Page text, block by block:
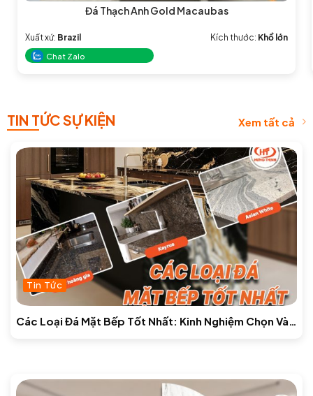
Đá Thạch Anh Gold Macaubas
Xuất xứ: Brazil Kích thước: Khổ lớn
Chat Zalo
TIN TỨC SỰ KIỆN Xem tất cả
Tin Tức
Các Loại Đá Mặt Bếp Tốt Nhất: Kinh Nghiệm Chọn Và